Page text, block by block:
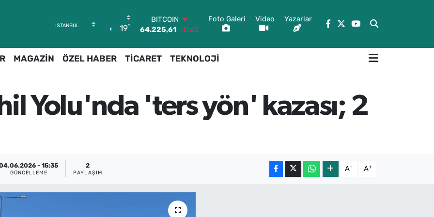
19°
BITCOIN
64.225,61 -0.63
47,7143 0.16
EURO
GRAM ALTIN
6510.40
0.45
Foto Galeri Video Yazarlar
MAGAZİN ÖZEL HABER TİCARET TEKNOLOJİ
Yolu'nda 'ters yön' kazası; 2
- 15:35
GÜNCELLEME
2
PAYLAŞIM A- A+